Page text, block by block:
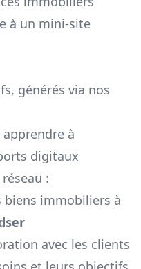
à un mini-site
générés via nos
à
digitaux
:
biens immobiliers à
avec les clients